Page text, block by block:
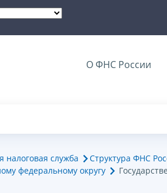
О ФНС России
налоговая служба Структура ФНС
федеральному округу